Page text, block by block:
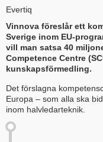
Evertiq
Vinnova föreslår ett
Sverige inom EU-
vill man satsa 40
Competence Centre
kunskapsförmedling.
Det förslagna
Europa – som alla ska
inom halvledarteknik.